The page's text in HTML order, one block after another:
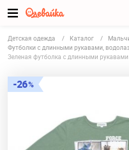
Детская одежда Каталог
Футболки с длинными рукавами,
Зеленая футболка с длинными
26